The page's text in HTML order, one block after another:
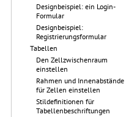
Designbeispiel: ein Login-
Formular
Designbeispiel:
Registrierungsformular
Tabellen
Den Zellzwischenraum
einstellen
Rahmen und Innenabstände
für Zellen einstellen
Stildefinitionen für
Tabellenbeschriftungen